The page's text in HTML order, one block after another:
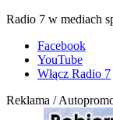
Radio 7 w mediach
Facebook
YouTube
Włącz Radio 7
Reklama /